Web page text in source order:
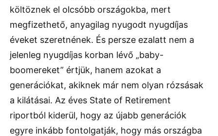
költöznek el olcsóbb országokba, mert
megfizethető, anyagilag nyugodt nyugdíjas
éveket szeretnének. És persze ezalatt nem a
jelenleg nyugdíjas korban lévő „baby-
boomereket” értjük, hanem azokat a
generációkat, akiknek már nem olyan rózsásak
a kilátásai. Az éves State of Retirement
riportból kiderül, hogy az újabb generációk
egyre inkább fontolgatják, hogy más országba